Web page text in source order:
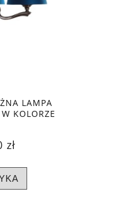
LAMPA
KOLORZE
zł